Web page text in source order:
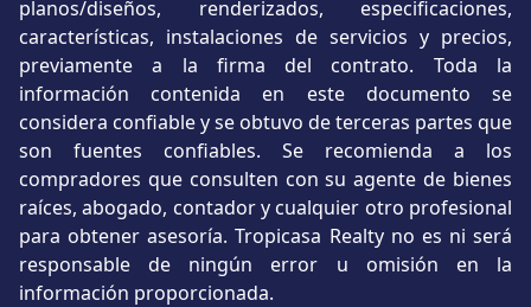
planos/diseños, renderizados, especificaciones,
características, instalaciones de servicios y precios,
previamente a la firma del contrato. Toda la
información contenida en este documento se
considera confiable y se obtuvo de terceras partes que
son fuentes confiables. Se recomienda a los
compradores que consulten con su agente de bienes
raíces, abogado, contador y cualquier otro profesional
para obtener asesoría. Tropicasa Realty no es ni será
responsable de ningún error u omisión en la
información proporcionada.